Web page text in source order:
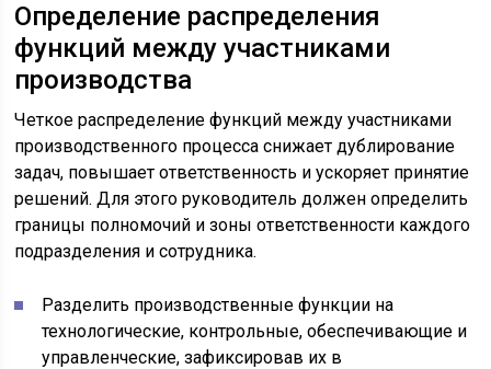
Определение распределения
функций между участниками
производства
Четкое распределение функций между участниками
производственного процесса снижает дублирование
задач, повышает ответственность и ускоряет принятие
решений. Для этого руководитель должен определить
границы полномочий и зоны ответственности каждого
подразделения и сотрудника.
Разделить производственные функции на
технологические, контрольные, обеспечивающие и
управленческие, зафиксировав их в